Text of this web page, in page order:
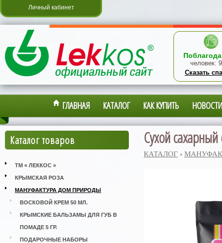
Личный кабинет
человек:
Сказать
ГЛАВНАЯ КАТАЛОГ КАК КУПИТЬ НОВОСТИ
Каталог товаров
ТМ « ЛЕККОС »
КРЫМСКАЯ РОЗА
МАНУФАКТУРА ДОМ ПРИРОДЫ
ВОСКОВОЙ КРЕМ 50 МЛ.
КРЫМСКИЕ БАЛЬЗАМЫ ДЛЯ ГУБ В
ПОМАДЕ 5 ГР.
ПОДАРОЧНЫЕ НАБОРЫ
Сухой
КАТАЛОГ ›